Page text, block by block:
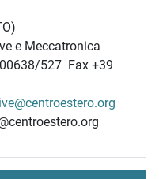
e Meccatronica
527 Fax +39